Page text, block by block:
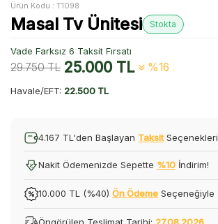
Ürün Kodu : T1098
Masal Tv Ünitesi Stokta
Vade Farksız 6 Taksit Fırsatı
29.750TL 25.000TL %16
Havale/EFT: 22.500 TL
4.167 TL'den Başlayan Taksit Seçenekleri
Nakit Ödemenizde Sepette %10 İndirim!
10.000 TL (%40) Ön Ödeme Seçeneğiyle